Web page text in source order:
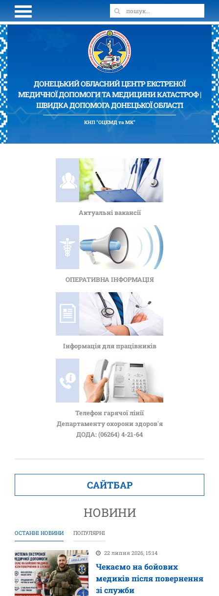
ДОНЕЦЬКИЙ ОБЛАСНИЙ ЦЕНТР ЕКСТРЕНОЇ
МЕДИЧНОЇ ДОПОМОГИ ТА МЕДИЦИНИ КАТАСТРОФ |
ШВИДКА ДОПОМОГА ДОНЕЦЬКОЇ ОБЛАСТІ
КНП "ОЦЕМД та МК"
Актуальні вакансії
ОПЕРАТИВНА ІНФОРМАЦІЯ
Інформація для працівників
Телефон гарячої лінії
Департаменту охорони здоров'я
ДОДА: (06264) 4-21-64
САЙТБАР
НОВИНИ
ОСТАННІ НОВИНИ ПОПУЛЯРНІ
22 липня 2026, 15:14
Чекаємо на бойових
медиків після повернення
зі служби